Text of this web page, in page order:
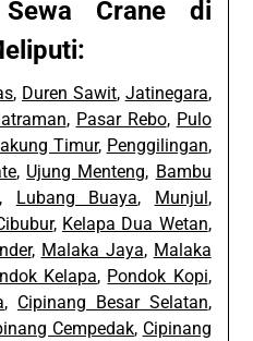
Crane di
, Duren Sawit, Jatinegara,
, Pasar Rebo, Pulo
Timur, Penggilingan,
, Ujung Menteng, Bambu
, Lubang Buaya, Munjul,
, Kelapa Dua Wetan,
, Malaka Jaya, Malaka
Kelapa, Pondok Kopi,
, Cipinang Besar Selatan,
Cempedak, Cipinang